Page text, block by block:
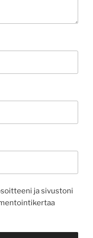
ja sivustoni